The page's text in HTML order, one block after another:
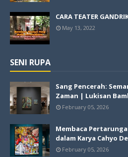
CARA TEATER
May 13, 2022
SENI RUPA
Sang Pencerah:
Zaman | Lukisan
February 05, 2026
Membaca
dalam Karya Cahyo
February 05, 2026